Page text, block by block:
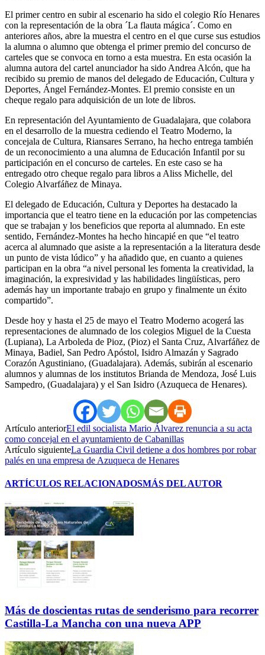
El primer centro en subir al escenario ha sido el colegio Río Henares
con la representación de la obra ´La flauta mágica´. Como en
anteriores años, abre la muestra el centro en el que curse sus estudios
la alumna o alumno que obtenga el primer premio del concurso de
carteles que se convoca en torno a esta muestra. En esta ocasión la
alumna autora del cartel anunciador ha sido Andrea Alcón, que ha
recibido su premio de manos del delegado de Educación, Cultura y
Deportes, Ángel Fernández-Montes. El premio consiste en un
cheque regalo para adquisición de un lote de libros.
En representación del Ayuntamiento de Guadalajara, que colabora
en el desarrollo de la muestra cediendo el Teatro Moderno, la
concejala de Cultura, Riansares Serrano, ha hecho entrega también
de un reconocimiento a una alumna de Educación Infantil por su
participación en el concurso de carteles. En este caso se ha
entregado otro cheque regalo para libros a Aliss Michelle, del
Colegio Alvarfáñez de Minaya.
El delegado de Educación, Cultura y Deportes ha destacado la
importancia que el teatro tiene en la educación por las competencias
que se trabajan y los beneficios que reporta al alumnado. En este
sentido, Fernández-Montes ha hecho hincapié en que “el teatro
acerca al alumnado que asiste a la representación a la literatura desde
un punto de vista lúdico” y ha añadido que, en cuanto a quienes
participan en la obra “a nivel personal les fomenta la creatividad, la
imaginación, la expresividad y las habilidades lingüísticas, pero
además hay un importante trabajo en grupo y finalmente un éxito
compartido”.
Desde hoy y hasta el 25 de mayo el Teatro Moderno acogerá las
representaciones de alumnado de los colegios Miguel de la Cuesta
(Lupiana), La Arboleda de Pioz, (Pioz) el Santa Cruz, Alvarfáñez de
Minaya, Badiel, San Pedro Apóstol, Isidro Almazán y Sagrado
Corazón Agustiniano, (Guadalajara). Además, subirán al escenario
alumnos y alumnas de los institutos Brianda de Mendoza, José Luis
Sampedro, (Guadalajara) y el San Isidro (Azuqueca de Henares).
Artículo anteriorEl edil socialista Mario Álvarez renuncia a su acta
como concejal en el ayuntamiento de Cabanillas
Artículo siguienteLa Guardia Civil detiene a dos hombres por robar
palés en una empresa de Azuqueca de Henares
ARTÍCULOS RELACIONADOSMÁS DEL AUTOR
Más de doscientas rutas de senderismo para recorrer
Castilla-La Mancha con una nueva APP